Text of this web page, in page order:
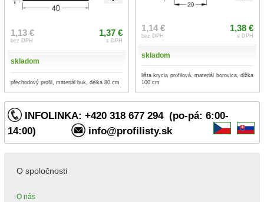
INFOLINKA: +420 318 677 294 (po-pá: 6:00-
14:00)
info@profilisty.sk
1,13 €
bez DPH
1,37 €
s DPH
skladom
přechodový profil, materiál buk, délka 80 cm
1,14 €
bez DPH
1,38 €
s DPH
skladom
lišta krycia profilová, materiál borovica, dĺžka
100 cm
O spoločnosti
O nás